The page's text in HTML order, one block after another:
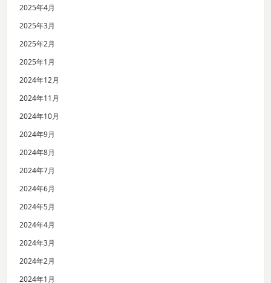
2025年4月
2025年3月
2025年2月
2025年1月
2024年12月
2024年11月
2024年10月
2024年9月
2024年8月
2024年7月
2024年6月
2024年5月
2024年4月
2024年3月
2024年2月
2024年1月